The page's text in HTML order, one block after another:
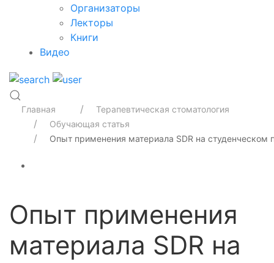
Организаторы
Лекторы
Книги
Видео
Главная
Терапевтическая стоматология
Обучающая статья
Опыт применения материала SDR на студенческом
Опыт применения
материала SDR на